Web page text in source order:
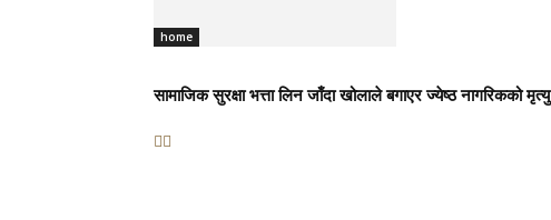
home
सामाजिक सुरक्षा भत्ता लिन जाँदा खोलाले बगाएर ज्येष्ठ नागरिकको मृत्यु